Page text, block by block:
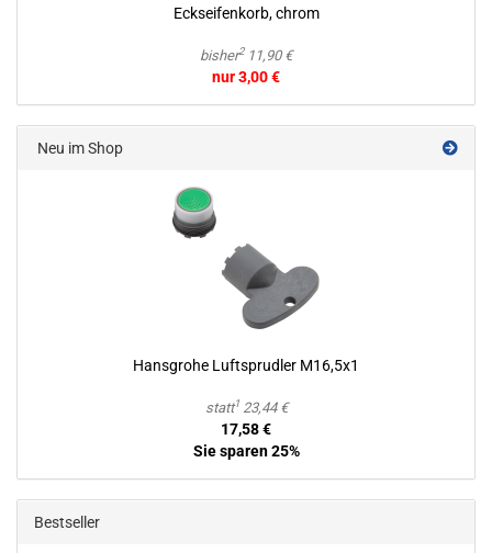
Eck­sei­fen­korb, chrom
bisher211,90 €
nur 3,00 €
Neu im Shop
Hans­gro­he Luft­sprud­ler M16,5x1
statt123,44 €
17,58 €
Sie sparen 25%
Bestseller